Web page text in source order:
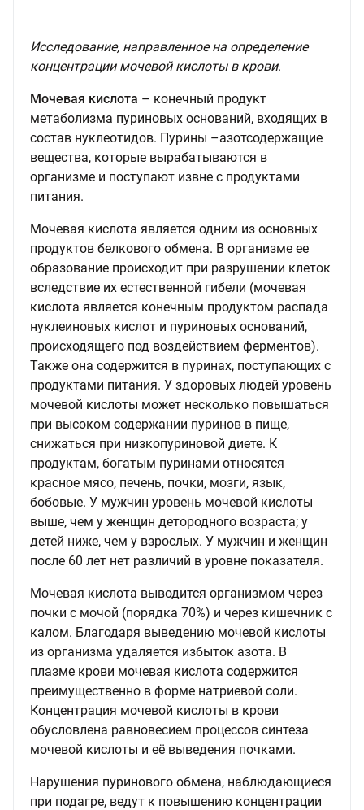
Исследование, направленное на определение
концентрации мочевой кислоты в крови.
Мочевая кислота – конечный продукт
метаболизма пуриновых оснований, входящих в
состав нуклеотидов. Пурины –азотсодержащие
вещества, которые вырабатываются в
организме и поступают извне с продуктами
питания.
Мочевая кислота является одним из основных
продуктов белкового обмена. В организме ее
образование происходит при разрушении клеток
вследствие их естественной гибели (мочевая
кислота является конечным продуктом распада
нуклеиновых кислот и пуриновых оснований,
происходящего под воздействием ферментов).
Также она содержится в пуринах, поступающих с
продуктами питания. У здоровых людей уровень
мочевой кислоты может несколько повышаться
при высоком содержании пуринов в пище,
снижаться при низкопуриновой диете. К
продуктам, богатым пуринами относятся
красное мясо, печень, почки, мозги, язык,
бобовые. У мужчин уровень мочевой кислоты
выше, чем у женщин детородного возраста; у
детей ниже, чем у взрослых. У мужчин и женщин
после 60 лет нет различий в уровне показателя.
Мочевая кислота выводится организмом через
почки с мочой (порядка 70%) и через кишечник с
калом. Благодаря выведению мочевой кислоты
из организма удаляется избыток азота. В
плазме крови мочевая кислота содержится
преимущественно в форме натриевой соли.
Концентрация мочевой кислоты в крови
обусловлена равновесием процессов синтеза
мочевой кислоты и её выведения почками.
Нарушения пуринового обмена, наблюдающиеся
при подагре, ведут к повышению концентрации